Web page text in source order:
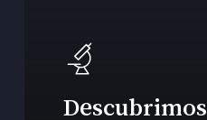
Descubrimos